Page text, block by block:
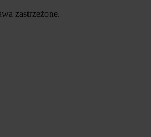
zastrzeżone.